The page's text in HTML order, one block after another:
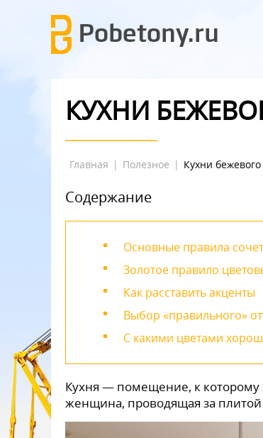
КУХНИ
Главная | Полезное | Кухни
Содержание
Основные правила
Золотое правило
Как расставить акценты
Выбор «правильного»
С какими цветами
Кухня — помещение, к которому
женщина, проводящая за